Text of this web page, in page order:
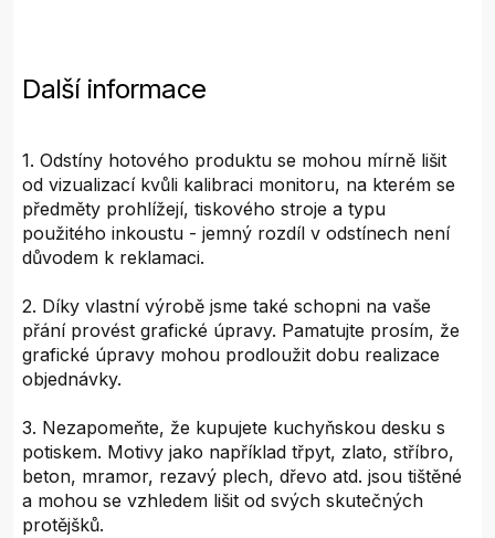
Další informace
1. Odstíny hotového produktu se mohou mírně lišit
od vizualizací kvůli kalibraci monitoru, na kterém se
předměty prohlížejí, tiskového stroje a typu
použitého inkoustu - jemný rozdíl v odstínech není
důvodem k reklamaci.
2. Díky vlastní výrobě jsme také schopni na vaše
přání provést grafické úpravy. Pamatujte prosím, že
grafické úpravy mohou prodloužit dobu realizace
objednávky.
3. Nezapomeňte, že kupujete kuchyňskou desku s
potiskem. Motivy jako například třpyt, zlato, stříbro,
beton, mramor, rezavý plech, dřevo atd. jsou tištěné
a mohou se vzhledem lišit od svých skutečných
protějšků.